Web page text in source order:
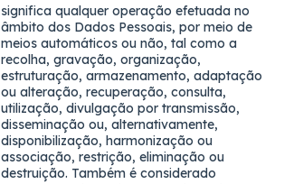
significa qualquer operação efetuada no
mbito dos Dados Pessoais, por meio de
meios automáticos ou não, tal como a
recolha, gravação, organização,
estruturação, armazenamento, adaptação
ou alteração, recuperação, consulta,
utilização, divulgação por transmissão,
disseminação ou, alternativamente,
disponibilização, harmonização ou
associação, restrição, eliminação ou
destruição. Também é considerado